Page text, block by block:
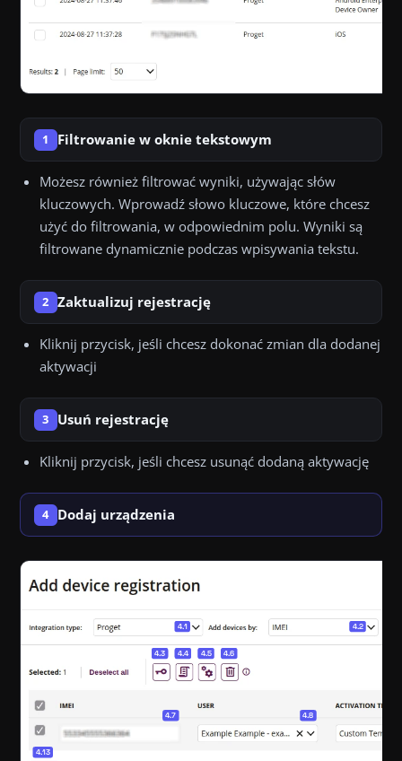
1 Filtrowanie w oknie tekstowym
Możesz również filtrować wyniki, używając słów
kluczowych. Wprowadź słowo kluczowe, które chcesz
użyć do filtrowania, w odpowiednim polu. Wyniki są
filtrowane dynamicznie podczas wpisywania tekstu.
2 Zaktualizuj rejestrację
Kliknij przycisk, jeśli chcesz dokonać zmian dla dodanej
aktywacji
3 Usuń rejestrację
Kliknij przycisk, jeśli chcesz usunąć dodaną aktywację
4 Dodaj urządzenia